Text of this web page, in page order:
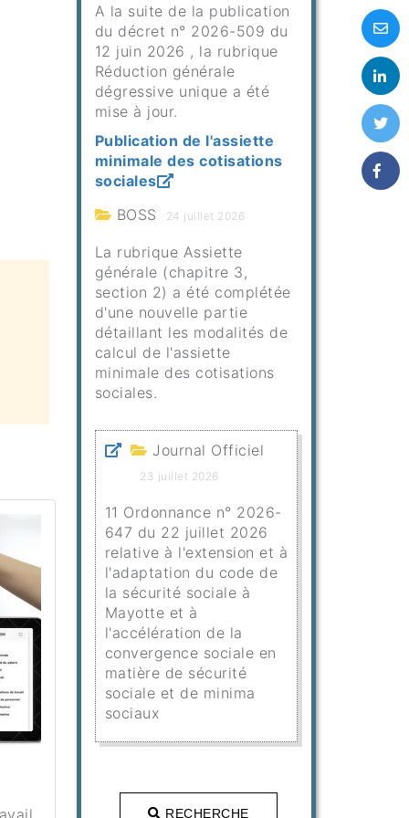
A la suite de la publication
du décret n° 2026-509 du
12 juin 2026 , la rubrique
Réduction générale
dégressive unique a été
mise à jour.
Publication de l'assiette
minimale des cotisations
sociales
BOSS
24 juillet 2026
La rubrique Assiette
générale (chapitre 3,
section 2) a été complétée
d'une nouvelle partie
détaillant les modalités de
calcul de l'assiette
minimale des cotisations
sociales.
Journal Officiel
23 juillet 2026
11 Ordonnance n° 2026-
647 du 22 juillet 2026
relative à l'extension et à
l'adaptation du code de
la sécurité sociale à
Mayotte et à
l'accélération de la
convergence sociale en
matière de sécurité
sociale et de minima
sociaux
RECHERCHE